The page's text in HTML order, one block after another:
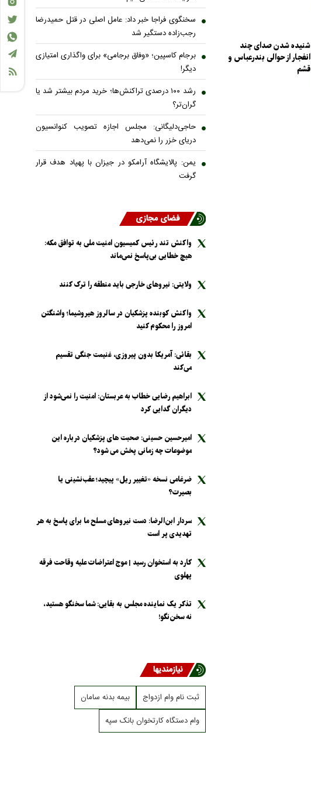
شنیده شدن صدای چند
انفجار از حوالی بندرعباس و
قشم
سخنگوی فراجا خبر داد: عامل اصلی در قتل حمیدرضا
رجب‌زاده دستگیر شد
برجام کاسپین؛ «وفاق برجامی» برای واگذاری امتیازی
دیگر!
رشد ۱۰۰ درصدی تراکنش‌ها؛ خرید مردم بیشتر شد یا
گران‌تر؟
حاجی‌دلیگانی: مجلس اجازه تصویب کنوانسیون
دریای خزر را نمی‌دهد
یمن: پالایشگاه آرامکو در جیزان با پهپاد هدف قرار
گرفت
فضای مجازی
واکنش تند رئیس کمیسیون امنیت ملی به توافق مکه:
هیچ خطایی بی‌پاسخ نمی‌ماند
ولایتی: نیرو‌های خارجی باید منطقه را ترک کنند
واکنش کوبنده پزشکیان در سالروز هیروشیما؛ واشنگتن
امروز را محکوم کنید
بقائی: آمریکا بدون پیروزی، غنیمت جنگی تقسیم
می‌کند
ابراهیم رضایی خطاب به عربستان: امنیت را نمی‌شود از
دیگران گدایی کرد
امیرحسین حسینی: صحبت های پزشکیان درباره این
موضوعات چه زمانی پخش می شود؟
ضرغامی نسخه «تغییر ریل» پیچید؛ عقب‌نشینی یا
بصیرت؟
سردار ابن‌الرضا: دست نیرو‌های مسلح ما برای پاسخ به هر
تهدیدی پر است
کارد به استخوان رسید | موج اعتراضات علیه وقاحت فرقه
پهلوی
تذکر یک نماینده مجلس به بقایی: شما سخنگو هستید،
نه سخن‌نگو!
نیازمندیها
ثبت نام وام ازدواج
بیمه بدنه سامان
وام دستگاه کارتخوان بانک سپه